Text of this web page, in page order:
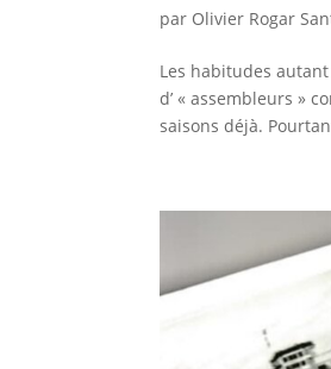
par Olivier Rogar
Les habitudes
d’ « assembleurs »
saisons déjà.